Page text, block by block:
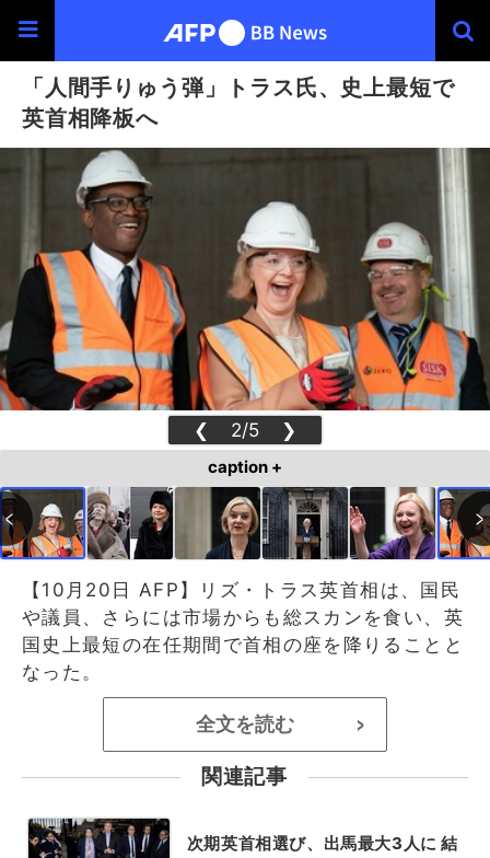
「人間手りゅう弾」トラス氏、史上最短で
英首相降板へ
❮ 2/5 ❯
caption +
【10月20日 AFP】リズ・トラス英首相は、国民
や議員、さらには市場からも総スカンを食い、英
国史上最短の在任期間で首相の座を降りることと
なった。
全文を読む >
関連記事
次期英首相選び、出馬最大3人に 結